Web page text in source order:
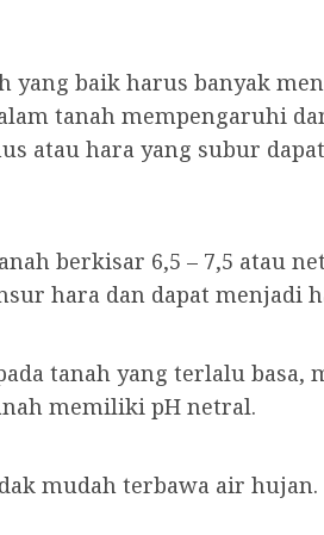
yang baik harus banyak
tanah mempengaruhi
atau hara yang subur
berkisar 6,5 – 7,5 atau
hara dan dapat menjadi
tanah yang terlalu basa,
memiliki pH netral.
mudah terbawa air hujan.